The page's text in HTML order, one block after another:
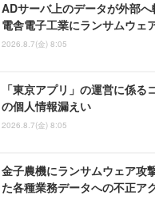
ADサーバ上のデータが外部
電舎電子工業にランサムウェ
2026.8.7(金) 8:05
「東京アプリ」の運営に係
の個人情報漏えい
2026.8.7(金) 8:05
金子農機にランサムウェア攻
た各種業務データへの不正ア